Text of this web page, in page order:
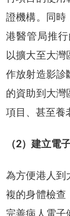
證機構。同時
港醫管局推
以擴大至大
作放射造影診
的資助到大灣
項目、甚至養
（2）建立電
為方便港人到
複的身體檢查
完善病人電子